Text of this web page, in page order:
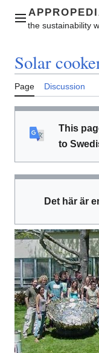
contentMain menu
Solar
Page Discussion
This
to
Det här är